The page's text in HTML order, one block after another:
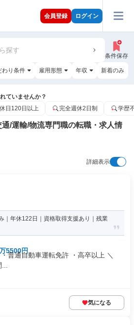
会員登録 ログイン
探す
条件保存
わり条件 雇用形態 年収 新着のみ
ていませんか？
日120日以上 完全週休2日制 学歴
/運輸/物流専門職の転職・求人情
詳細表示
｜年休122日｜資格取得支援あり｜残業
5500円
普通自動車運転免許 ・高卒以上 ＼
気になる